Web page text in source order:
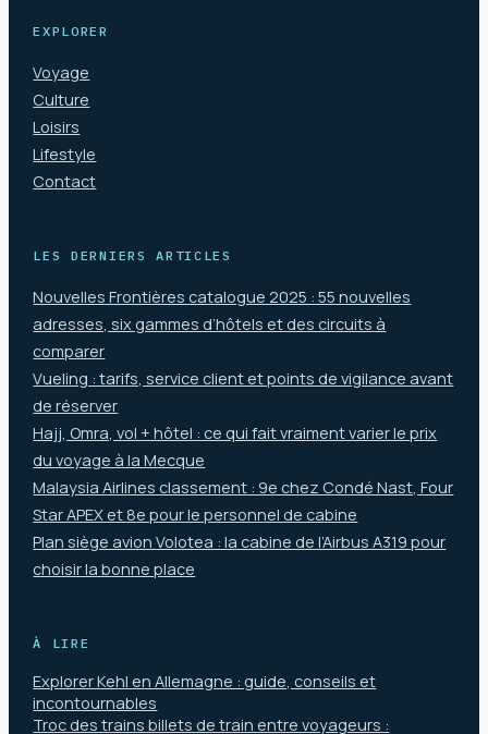
EXPLORER
Voyage
Culture
Loisirs
Lifestyle
Contact
LES DERNIERS ARTICLES
Nouvelles Frontières catalogue 2025 : 55 nouvelles
adresses, six gammes d’hôtels et des circuits à
comparer
Vueling : tarifs, service client et points de vigilance avant
de réserver
Hajj, Omra, vol + hôtel : ce qui fait vraiment varier le prix
du voyage à la Mecque
Malaysia Airlines classement : 9e chez Condé Nast, Four
Star APEX et 8e pour le personnel de cabine
Plan siège avion Volotea : la cabine de l’Airbus A319 pour
choisir la bonne place
À LIRE
Explorer Kehl en Allemagne : guide, conseils et
incontournables
Troc des trains billets de train entre voyageurs :